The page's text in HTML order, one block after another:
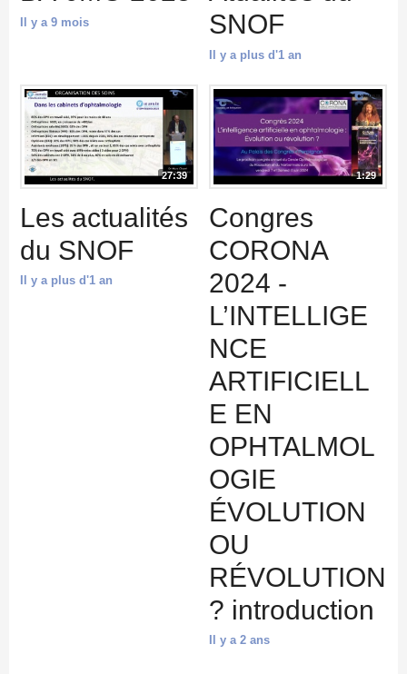
Il y a 9 mois
SNOF
Il y a plus d'1 an
27:39
Les actualités
du SNOF
Il y a plus d'1 an
1:29
Congres
CORONA
2024 -
L’INTELLIGE
NCE
ARTIFICIELL
E EN
OPHTALMOL
OGIE
ÉVOLUTION
OU
RÉVOLUTION
? introduction
Il y a 2 ans